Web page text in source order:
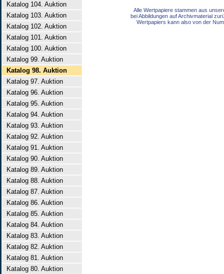
Katalog 104. Auktion
Katalog 103. Auktion
Katalog 102. Auktion
Katalog 101. Auktion
Katalog 100. Auktion
Katalog 99. Auktion
Katalog 98. Auktion
Katalog 97. Auktion
Katalog 96. Auktion
Katalog 95. Auktion
Katalog 94. Auktion
Katalog 93. Auktion
Katalog 92. Auktion
Katalog 91. Auktion
Katalog 90. Auktion
Katalog 89. Auktion
Katalog 88. Auktion
Katalog 87. Auktion
Katalog 86. Auktion
Katalog 85. Auktion
Katalog 84. Auktion
Katalog 83. Auktion
Katalog 82. Auktion
Katalog 81. Auktion
Katalog 80. Auktion
Alle Wertpapiere stammen aus
bei Abbildungen auf Archivmaterial
Wertpapiers kann also von der